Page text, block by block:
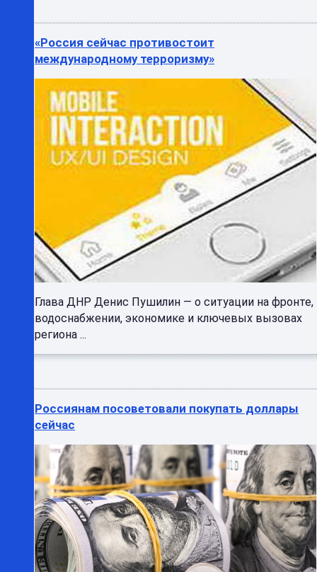
«Россия сейчас противостоит
международному терроризму»
Глава ДНР Денис Пушилин — о ситуации на фронте,
водоснабжении, экономике и ключевых вызовах
региона ...
Россиянам посоветовали покупать доллары
сейчас